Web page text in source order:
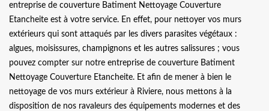
entreprise de couverture Batiment Nettoyage Couverture
Etancheite est à votre service. En effet, pour nettoyer vos murs
extérieurs qui sont attaqués par les divers parasites végétaux :
algues, moisissures, champignons et les autres salissures ; vous
pouvez compter sur notre entreprise de couverture Batiment
Nettoyage Couverture Etancheite. Et afin de mener à bien le
nettoyage de vos murs extérieur à Riviere, nous mettons à la
disposition de nos ravaleurs des équipements modernes et des